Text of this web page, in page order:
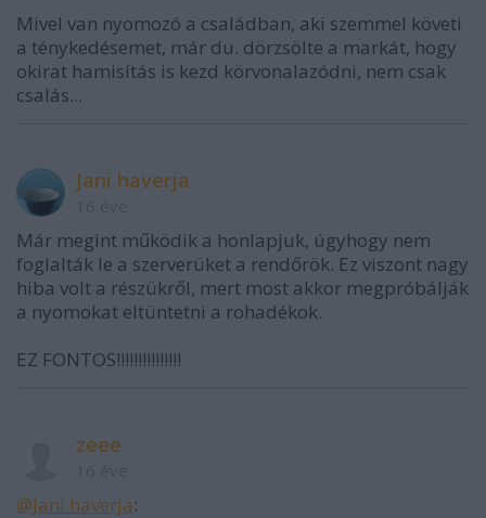
Mivel van nyomozó a családban, aki szemmel követi
a ténykedésemet, már du. dörzsölte a markát, hogy
okirat hamisítás is kezd körvonalazódni, nem csak
csalás...
Jani haverja
Már megint működik a honlapjuk, úgyhogy nem
foglalták le a szerverüket a rendőrök. Ez viszont nagy
hiba volt a részükről, mert most akkor megpróbálják
a nyomokat eltüntetni a rohadékok.
EZ FONTOS!!!!!!!!!!!!!!!
zeee
@Jani haverja: